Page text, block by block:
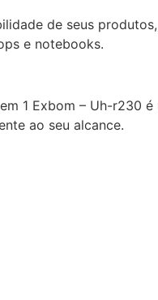
de seus
e notebooks.
1 Exbom – Uh-r230
ao seu alcance.